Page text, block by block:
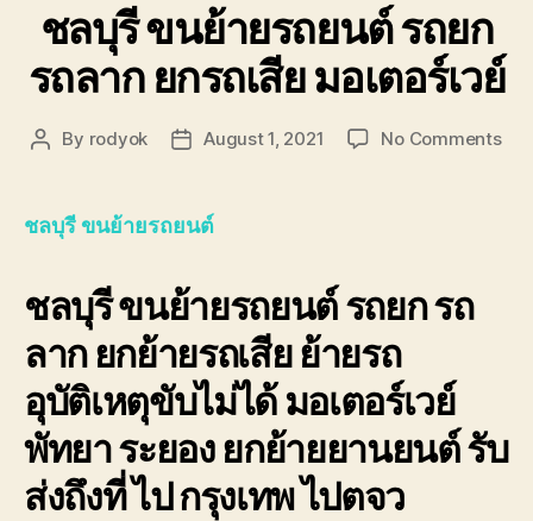
0802220366
ชลบุรี ขนย้ายรถยนต์ รถยก
รถลาก ยกรถเสีย มอเตอร์เวย์
Post
By rodyok
PostAugust 1, 2021 No Commentson
ชลบุรี ขนย้ายรถยนต์
ชลบุรี ขนย้ายรถยนต์ รถยก รถ
ลาก ยกย้ายรถเสีย ย้ายรถ
อุบัติเหตุขับไม่ได้ มอเตอร์เวย์
พัทยา ระยอง ยกย้ายยานยนต์ รับ
ส่งถึงที่ ไป กรุงเทพ ไปตจว